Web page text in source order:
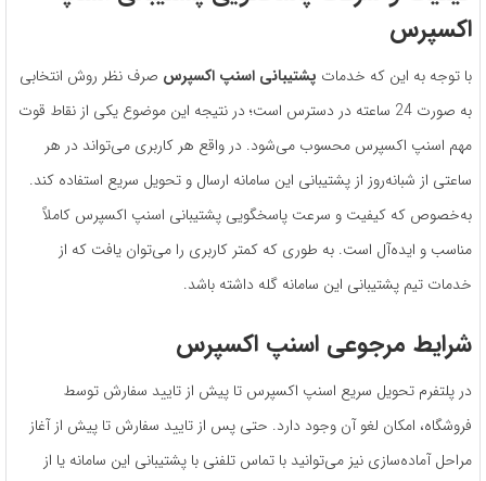
اکسپرس
با توجه به این که خدمات پشتیبانی اسنپ اکسپرس صرف نظر روش انتخابی
به صورت 24 ساعته در دسترس است؛ در نتیجه این موضوع یکی از نقاط قوت
مهم اسنپ اکسپرس محسوب می‌شود. در واقع هر کاربری می‌تواند در هر
ساعتی از شبانه‌روز از پشتیبانی این سامانه ارسال و تحویل سریع استفاده کند.
به‌خصوص که کیفیت و سرعت پاسخگویی پشتیبانی اسنپ اکسپرس کاملاً
مناسب و ایده‌آل است. به طوری که کمتر کاربری را می‌توان یافت که از
خدمات تیم پشتیبانی این سامانه گله داشته باشد.
شرایط مرجوعی اسنپ اکسپرس
در پلتفرم تحویل سریع اسنپ اکسپرس تا پیش از تایید سفارش توسط
فروشگاه، امکان لغو آن وجود دارد. حتی پس از تایید سفارش تا پیش از آغاز
مراحل آماده‌سازی نیز می‌توانید با تماس تلفنی با پشتیبانی این سامانه یا از